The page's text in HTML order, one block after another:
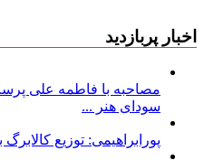
اخبار پربازدید
مصاحبه با فاطمه علی
سودای هنر ...
پورابراهیمی: توزیع